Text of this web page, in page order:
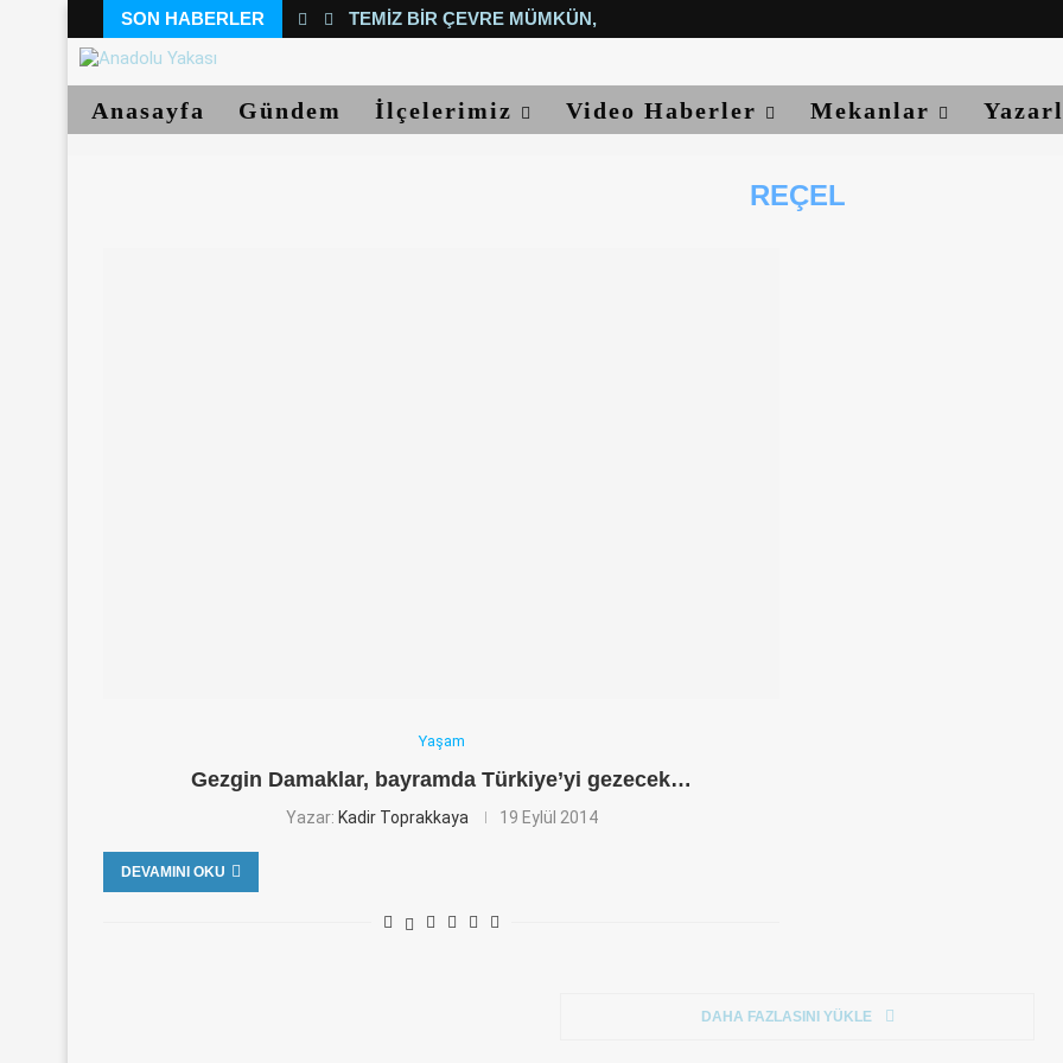
SON HABERLER TEMIZ BIR ÇEVRE MÜMKÜN, YETER...
Anasayfa Gündem İlçelerimiz Video Haberler Mekanlar
REÇEL
Yaşam
Gezgin Damaklar, bayramda Türkiye’yi gezecek…
Yazar: Kadir Toprakkaya 19 Eylül 2014
DEVAMINI OKU
DAHA FAZLASINI YÜKLE